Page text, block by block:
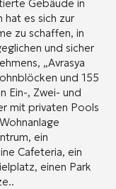
Gebäude in
hat es sich zur
zu schaffen, in
und sicher
„Avrasya
und 155
Ein-, Zwei- und
mit privaten Pools
ein
Cafeteria, ein
einen Park
.